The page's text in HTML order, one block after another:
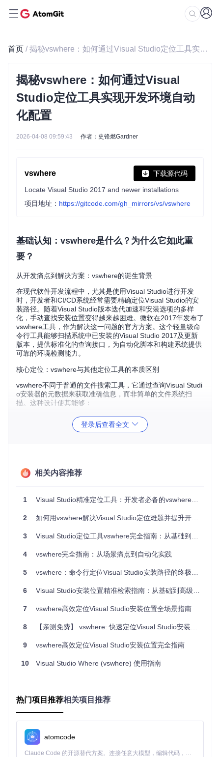
首页 / 揭秘vswhere：如何通过Visual Studio定位工具实现开发环境自动化配置
揭秘vswhere：如何通过Visual
Studio定位工具实现开发环境自动
化配置
2026-04-08 09:59:43 作者：史锋燃Gardner
vswhere 下载源代码
Locate Visual Studio 2017 and newer installations
项目地址： https://gitcode.com/gh_mirrors/vs/vswhere
基础认知：vswhere是什么？为什么它如此重
要？
从开发痛点到解决方案：vswhere的诞生背景
在现代软件开发流程中，尤其是使用Visual Studio进行开发
时，开发者和CI/CD系统经常需要精确定位Visual Studio的安
装路径。随着Visual Studio版本迭代加速和安装选项的多样
化，手动查找安装位置变得越来越困难。微软在2017年发布了
vswhere工具，作为解决这一问题的官方方案。这个轻量级命
令行工具能够扫描系统中已安装的Visual Studio 2017及更新
版本，提供标准化的查询接口，为自动化脚本和构建系统提供
可靠的环境检测能力。
核心定位：vswhere与其他定位工具的本质区别
vswhere不同于普通的文件搜索工具，它通过查询Visual Studi
o安装器的元数据来获取准确信息，而非简单的文件系统扫
描。这种设计使其能够：
识别所有官方认可的Visual Studio安装实例
获取详细的版本信息和组件安装状态
与传统的环境变量检测方法相比，vswhere提供了更全面、更
可靠的Visual Studio环境信息，特别适合在自动化场景中使
核心价值：vswhere如何重塑开发环境管理？
vswhere的核心价值在于其强大的查询能力，允许用户通过多
程 操作示例：
:: 解释：查找主版本号为17的Visual Studio实例（即Visual Studio
作示例：
vswhere -requires
vswhere -products * -version 17.0 -property
登录后查看全文
相关内容推荐
1 Visual Studio精准定位工具：开发者必备的vswhere使用指南
2 如何用vswhere解决Visual Studio定位难题并提升开发效率
3 Visual Studio定位工具vswhere完全指南：从基础到高级应用
4 vswhere完全指南：从场景痛点到自动化实践
5 vswhere：命令行定位Visual Studio安装路径的终极工具
6 Visual Studio安装位置精准检索指南：从基础到高级应用
7 vswhere高效定位Visual Studio安装位置全场景指南
8 【亲测免费】 vswhere: 快速定位Visual Studio安装实例
9 vswhere高效定位Visual Studio安装位置完全指南
10 Visual Studio Where (vswhere) 使用指南
热门项目推荐相关项目推荐
atomcode
Claude Code 的开源替代方案。连接任意大模型，编辑代码，运行命令，自动验证 — 全自动执行。用 Rust 构建，极致性能。 ｜ An open-source alternative to Claude Code. Connect any LLM, edit code, run commands, and verify changes — autonomously. Built in Rust for speed. Get Started